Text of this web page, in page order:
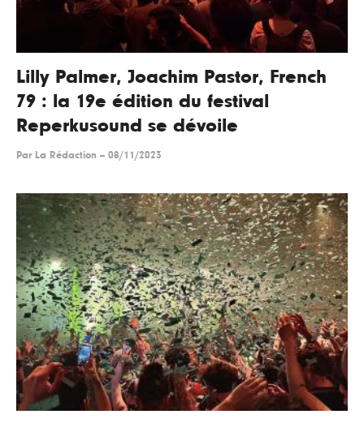
Lilly Palmer, Joachim Pastor, French
79 : la 19e édition du festival
Reperkusound se dévoile
Par La Rédaction -- 08/11/2023